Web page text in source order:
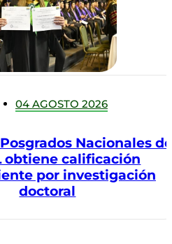
04 AGOSTO 2026
Nacionales de
obtiene calificación
por investigación
doctoral